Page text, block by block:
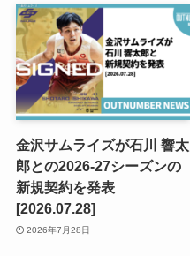
金沢サムライズが石川 響太
郎との2026-27シーズンの
新規契約を発表
[2026.07.28]
2026年7月28日